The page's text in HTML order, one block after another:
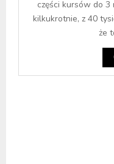
części kursów do 3
kilkukrotnie, z 40
że